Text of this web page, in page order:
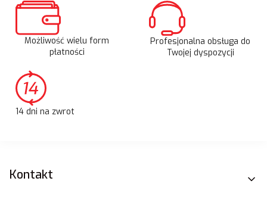
Możliwość wielu form
płatności
Profesjonalna obsługa do
Twojej dyspozycji
14 dni na zwrot
Linki w stopce
Kontakt